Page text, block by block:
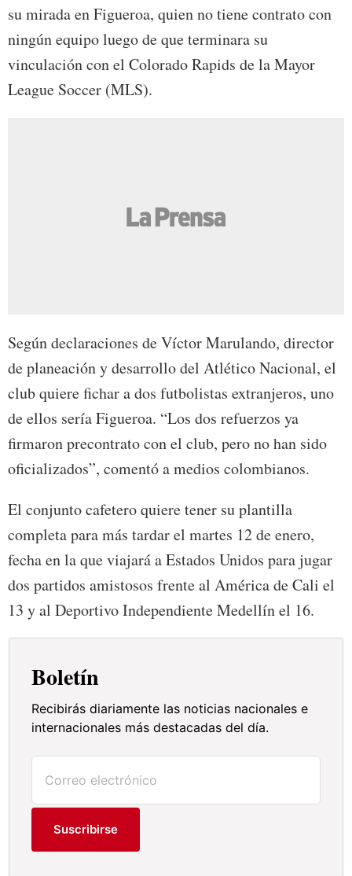
su mirada en Figueroa, quien no tiene contrato con
ningún equipo luego de que terminara su
vinculación con el Colorado Rapids de la Mayor
League Soccer (MLS).
Según declaraciones de Víctor Marulando, director
de planeación y desarrollo del Atlético Nacional, el
club quiere fichar a dos futbolistas extranjeros, uno
de ellos sería Figueroa. “Los dos refuerzos ya
firmaron precontrato con el club, pero no han sido
oficializados”, comentó a medios colombianos.
El conjunto cafetero quiere tener su plantilla
completa para más tardar el martes 12 de enero,
fecha en la que viajará a Estados Unidos para jugar
dos partidos amistosos frente al América de Cali el
13 y al Deportivo Independiente Medellín el 16.
Boletín
Recibirás diariamente las noticias nacionales e
internacionales más destacadas del día.
Suscribirse